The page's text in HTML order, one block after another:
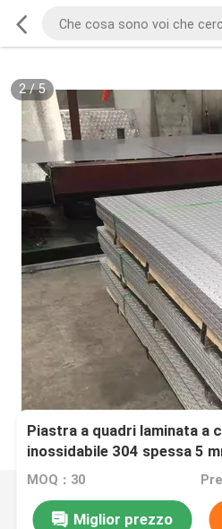
2/5
Piastra a quadri laminata a
inossidabile 304 spessa 5
MOQ：30
Miglior prezzo